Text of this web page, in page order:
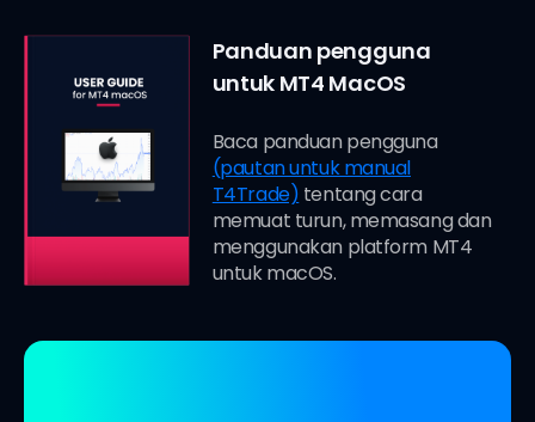
Panduan pengguna
untuk MT4 MacOS
Baca panduan pengguna
(pautan untuk manual
T4Trade) tentang cara
memuat turun, memasang dan
menggunakan platform MT4
untuk macOS.